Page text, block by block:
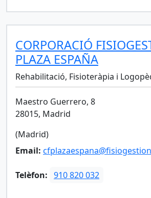
CORPORACIÓ
PLAZA ESPAÑA
Rehabilitació, Fisioteràpia i
Maestro Guerrero, 8
28015, Madrid
(Madrid)
Email:
Telèfon: 910 820 032